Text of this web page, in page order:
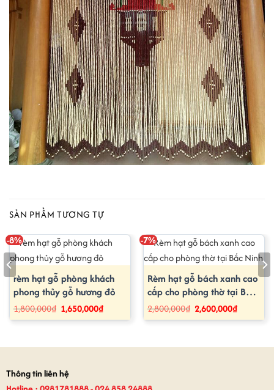
SẢN PHẨM TƯƠNG TỰ
-8%
rèm hạt gỗ phòng khách
phong thủy gỗ hương đỏ
1,800,000₫ Giá
gốc
là:
1,650,000₫Giá
hiện
tại
-7%
Rèm hạt gỗ bách xanh cao
cấp cho phòng thờ tại Bắc
Ninh
2,800,000₫ Giá
gốc
là:
2,600,000₫Giá
hiện
tại
Thông tin liên hệ